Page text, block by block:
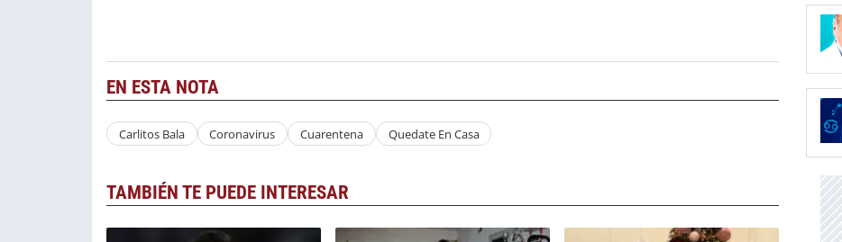
EN ESTA NOTA
Carlitos Bala Coronavirus Cuarentena Quedate En Casa
TAMBIÉN TE PUEDE INTERESAR